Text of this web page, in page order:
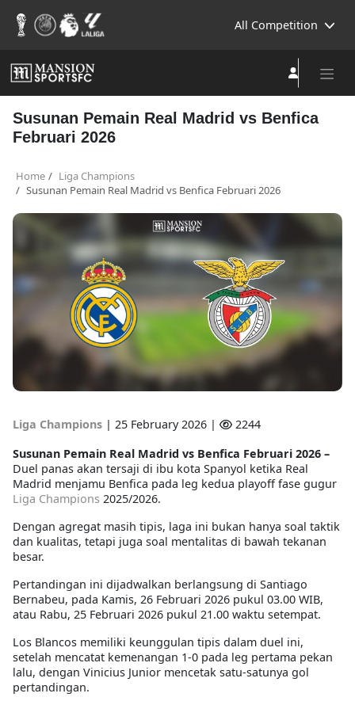
All Competition
Susunan Pemain Real Madrid vs Benfica
Februari 2026
Home
Liga Champions
Susunan Pemain Real Madrid vs Benfica Februari 2026
Liga Champions | 25 February 2026 |
2244
Susunan Pemain Real Madrid vs Benfica Februari 2026 –
Duel panas akan tersaji di ibu kota Spanyol ketika Real
Madrid menjamu Benfica pada leg kedua playoff fase gugur
Liga Champions 2025/2026.
Dengan agregat masih tipis, laga ini bukan hanya soal taktik
dan kualitas, tetapi juga soal mentalitas di bawah tekanan
besar.
Pertandingan ini dijadwalkan berlangsung di Santiago
Bernabeu, pada Kamis, 26 Februari 2026 pukul 03.00 WIB,
atau Rabu, 25 Februari 2026 pukul 21.00 waktu setempat.
Los Blancos memiliki keunggulan tipis dalam duel ini,
setelah mencatat kemenangan 1-0 pada leg pertama pekan
lalu, dengan Vinicius Junior mencetak satu-satunya gol
pertandingan.